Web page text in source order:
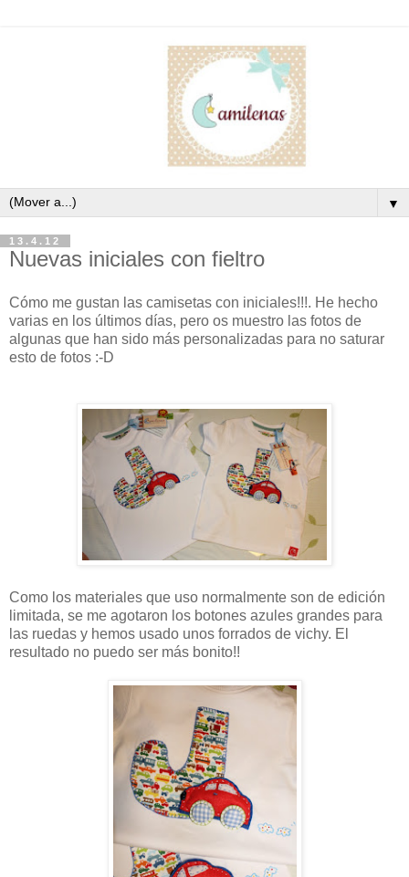
▼
13.4.12
Nuevas iniciales con fieltro
Cómo me gustan las camisetas con iniciales!!!. He hecho
varias en los últimos días, pero os muestro las fotos de
algunas que han sido más personalizadas para no saturar
esto de fotos :-D
Como los materiales que uso normalmente son de edición
limitada, se me agotaron los botones azules grandes para
las ruedas y hemos usado unos forrados de vichy. El
resultado no puedo ser más bonito!!